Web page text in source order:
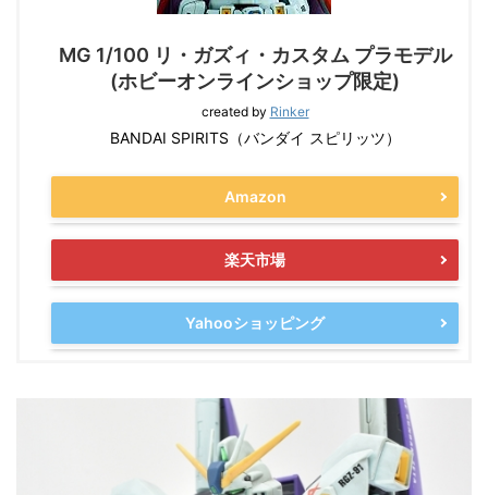
MG 1/100 リ・ガズィ・カスタム プラモデル
(ホビーオンラインショップ限定)
created by Rinker
BANDAI SPIRITS（バンダイ スピリッツ）
Amazon
楽天市場
Yahooショッピング